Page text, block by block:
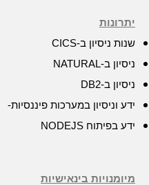
יתרונות
שנות ניסיון ב-CICS
ניסיון ב-NATURAL
ניסיון ב-DB2
ידע וניסיון במערכות פיננסיות-
ידע בפיתוח NODEJS
מיומנויות בינאישיות